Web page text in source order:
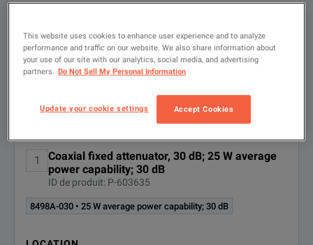
une
DISPONIBLES
Options disponibles pour Keysight
Technologies 8498A
OPTION DESCRIPTION
dB
Affiché(s)1- 2résultats
1
Coaxial fixed attenuator, 30 dB; 25 W average
power capability; 30 dB
ID de produit: P-603635
8498A-030 • 25 W average power capability; 30 dB
TÉLÉCHARGER
DC-18GHz Fixed Attenuator
This website uses cookies to enhance user experience and to analyze
performance and traffic on our website. We also share information about
your use of our site with our analytics, social media, and advertising
partners. Do Not Sell My Personal Information
Update your cookie settings Accept Cookies